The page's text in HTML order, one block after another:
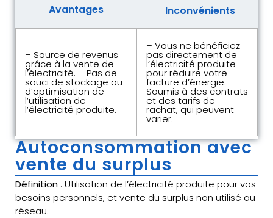
Avantages Inconvénients
– Source de revenus
grâce à la vente de
l’électricité. – Pas de
souci de stockage ou
d’optimisation de
l’utilisation de
l’électricité produite.
– Vous ne bénéficiez
pas directement de
l’électricité produite
pour réduire votre
facture d’énergie. –
Soumis à des contrats
et des tarifs de
rachat, qui peuvent
varier.
Autoconsommation avec
vente du surplus
Définition : Utilisation de l’électricité produite pour vos
besoins personnels, et vente du surplus non utilisé au
réseau.